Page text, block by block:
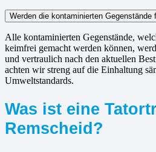
Werden die kontaminierten Gegenstände
Alle kontaminierten Gegenstände,
keimfrei gemacht werden können,
und vertraulich nach den aktuellen
achten wir streng auf die Einhaltung
Umweltstandards.
Was ist eine
Remscheid?